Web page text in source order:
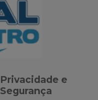
Privacidade e
Segurança